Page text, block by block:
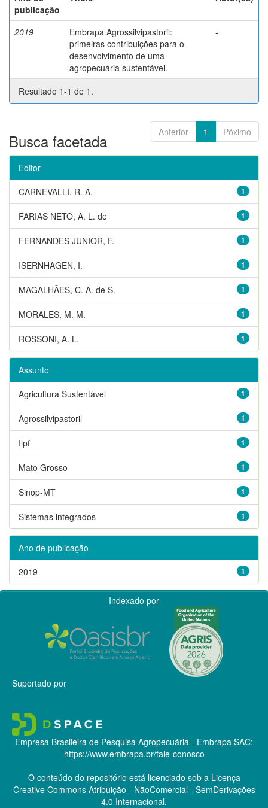
publicação
2019
Embrapa Agrossilvipastoril:
primeiras contribuições para o
desenvolvimento de uma
agropecuária sustentável.
-
Resultado 1-1 de 1.
Anterior 1 Póximo
Busca facetada
Editor
1
CARNEVALLI, R. A.
1
FARIAS NETO, A. L. de
1
FERNANDES JUNIOR, F.
1
ISERNHAGEN, I.
1
MAGALHÃES, C. A. de S.
1
MORALES, M. M.
1
ROSSONI, A. L.
Assunto
1
Agricultura Sustentável
1
Agrossilvipastoril
1
Ilpf
1
Mato Grosso
1
Sinop-MT
1
Sistemas integrados
Ano de publicação
1
2019
Indexado por
Suportado por
Empresa Brasileira de Pesquisa Agropecuária - Embrapa SAC:
https://www.embrapa.br/fale-conosco
O conteúdo do repositório está licenciado sob a Licença
Creative CommonsAtribuição - NãoComercial - SemDerivações
4.0 Internacional.